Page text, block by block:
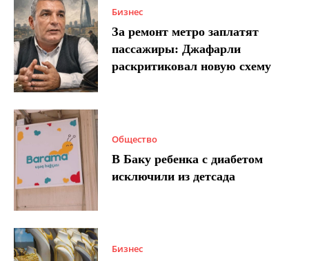
Бизнес
За ремонт метро заплатят
пассажиры: Джафарли
раскритиковал новую схему
Общество
В Баку ребенка с диабетом
исключили из детсада
Бизнес